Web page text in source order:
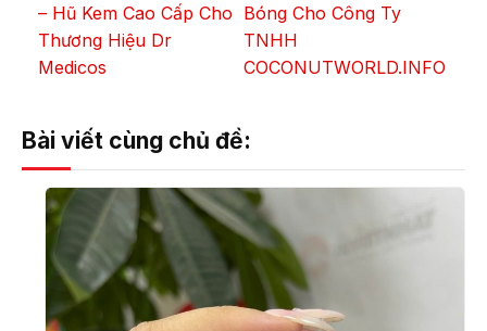
– Hũ Kem Cao Cấp Cho
Thương Hiệu Dr
Medicos
Bóng Cho Công Ty
TNHH
COCONUTWORLD.INFO
Bài viết cùng chủ đề: